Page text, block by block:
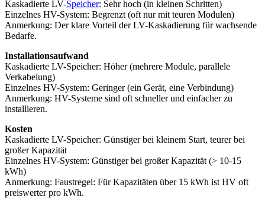
Kaskadierte LV-Speicher: Sehr hoch (in kleinen Schritten)
Einzelnes HV-System: Begrenzt (oft nur mit teuren Modulen)
Anmerkung: Der klare Vorteil der LV-Kaskadierung für wachsende
Bedarfe.
Installationsaufwand
Kaskadierte LV-Speicher: Höher (mehrere Module, parallele
Verkabelung)
Einzelnes HV-System: Geringer (ein Gerät, eine Verbindung)
Anmerkung: HV-Systeme sind oft schneller und einfacher zu
installieren.
Kosten
Kaskadierte LV-Speicher: Günstiger bei kleinem Start, teurer bei
großer Kapazität
Einzelnes HV-System: Günstiger bei großer Kapazität (> 10-15
kWh)
Anmerkung: Faustregel: Für Kapazitäten über 15 kWh ist HV oft
preiswerter pro kWh.